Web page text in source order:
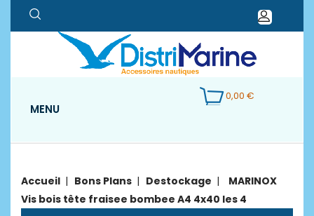
0,00 €
MENU
Accueil Bons Plans Destockage
MARINOX
Vis bois tête fraisee bombee A4 4x40 les 4